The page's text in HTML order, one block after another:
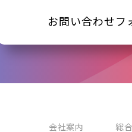
お問い合わせフ
会社案内 総